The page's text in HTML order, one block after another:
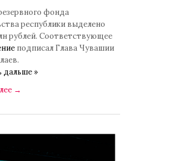
фонда
республики выделено
рублей. Соответствующее
подписал Глава Чувашии
дальше »
→